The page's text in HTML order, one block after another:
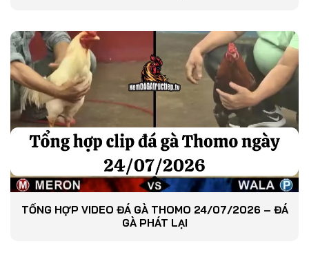
TỔNG HỢP VIDEO ĐÁ GÀ THOMO 24/07/2026 – ĐÁ
GÀ PHÁT LẠI